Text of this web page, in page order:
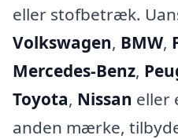
eller stofbetræk.
Volkswagen, BMW,
Mercedes-Benz,
Toyota, Nissan eller
anden mærke,